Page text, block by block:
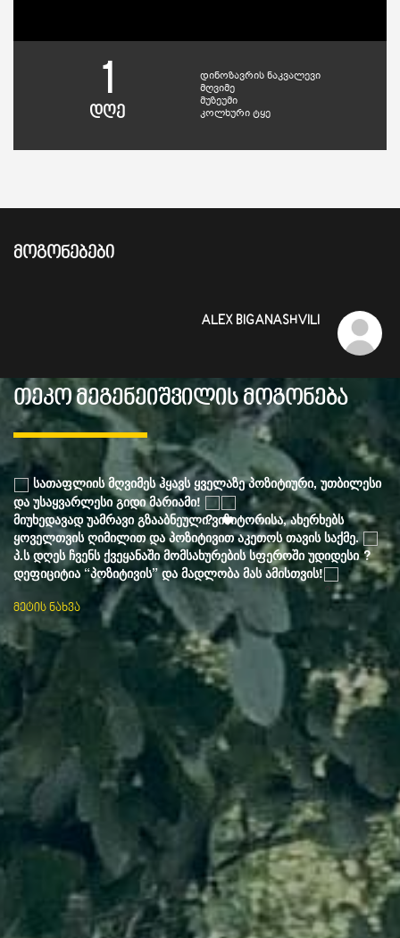
1
დღე
დინოზავრის ნაკვალევი
მღვიმე
მუზეუმი
კოლხური ტყე
ᲛᲝᲒᲝᲜᲔᲑᲔᲑᲘ
ALEX BIGANASHVILI
თეკო მეგენეიშვილის მოგონება
სათაფლიის მღვიმეს ჰყავს ყველაზე პოზიტიური, უთბილესი
და უსაყვარლესი გიდი მარიამი!
მიუხედავად უამრავი გზააბნეული ვიზიტორისა, ახერხებს
ყოველთვის ღიმილით და პოზიტივით აკეთოს თავის საქმე.
პ.ს დღეს ჩვენს ქვეყანაში მომსახურების სფეროში უდიდესი
დეფიციტია “პოზიტივის” და მადლობა მას ამისთვის!
მეტის ნახვა